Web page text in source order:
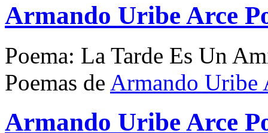
Armando Uribe Arce
Poema: La Tarde Es Un
Poemas de Armando Uribe
Armando Uribe Arce